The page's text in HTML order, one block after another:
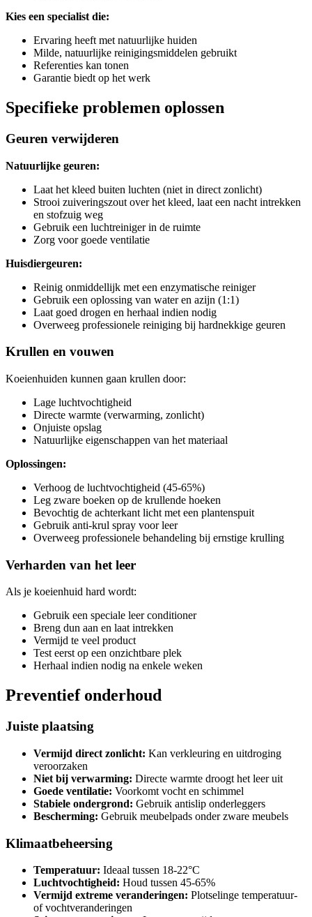
Kies een specialist die:
Ervaring heeft met natuurlijke huiden
Milde, natuurlijke reinigingsmiddelen gebruikt
Referenties kan tonen
Garantie biedt op het werk
Specifieke problemen oplossen
Geuren verwijderen
Natuurlijke geuren:
Laat het kleed buiten luchten (niet in direct zonlicht)
Strooi zuiveringszout over het kleed, laat een nacht intrekken
en stofzuig weg
Gebruik een luchtreiniger in de ruimte
Zorg voor goede ventilatie
Huisdiergeuren:
Reinig onmiddellijk met een enzymatische reiniger
Gebruik een oplossing van water en azijn (1:1)
Laat goed drogen en herhaal indien nodig
Overweeg professionele reiniging bij hardnekkige geuren
Krullen en vouwen
Koeienhuiden kunnen gaan krullen door:
Lage luchtvochtigheid
Directe warmte (verwarming, zonlicht)
Onjuiste opslag
Natuurlijke eigenschappen van het materiaal
Oplossingen:
Verhoog de luchtvochtigheid (45-65%)
Leg zware boeken op de krullende hoeken
Bevochtig de achterkant licht met een plantenspuit
Gebruik anti-krul spray voor leer
Overweeg professionele behandeling bij ernstige krulling
Verharden van het leer
Als je koeienhuid hard wordt:
Gebruik een speciale leer conditioner
Breng dun aan en laat intrekken
Vermijd te veel product
Test eerst op een onzichtbare plek
Herhaal indien nodig na enkele weken
Preventief onderhoud
Juiste plaatsing
Vermijd direct zonlicht: Kan verkleuring en uitdroging
veroorzaken
Niet bij verwarming: Directe warmte droogt het leer uit
Goede ventilatie: Voorkomt vocht en schimmel
Stabiele ondergrond: Gebruik antislip onderleggers
Bescherming: Gebruik meubelpads onder zware meubels
Klimaatbeheersing
Temperatuur: Ideaal tussen 18-22°C
Luchtvochtigheid: Houd tussen 45-65%
Vermijd extreme veranderingen: Plotselinge temperatuur-
of vochtveranderingen